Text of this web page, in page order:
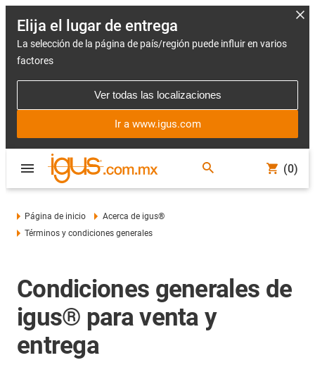
Elija el lugar de entrega
La selección de la página de país/región puede influir en varios
factores
Ver todas las localizaciones
Ir a www.igus.com
(0)
Página de inicio
Acerca de igus®
Términos y condiciones generales
Condiciones generales de
igus® para venta y
entrega